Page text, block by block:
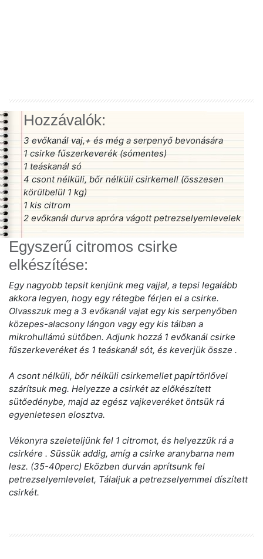
Hozzávalók:
3 evőkanál vaj,+ és még a serpenyő bevonására
1 csirke fűszerkeverék (sómentes)
1 teáskanál só
4 csont nélküli, bőr nélküli csirkemell (összesen
körülbelül 1 kg)
1 kis citrom
2 evőkanál durva apróra vágott petrezselyemlevelek
Egyszerű citromos csirke
elkészítése:
Egy nagyobb tepsit kenjünk meg vajjal, a tepsi legalább
akkora legyen, hogy egy rétegbe férjen el a csirke.
Olvasszuk meg a 3 evőkanál vajat egy kis serpenyőben
közepes-alacsony lángon vagy egy kis tálban a
mikrohullámú sütőben. Adjunk hozzá 1 evőkanál csirke
fűszerkeveréket és 1 teáskanál sót, és keverjük össze .
A csont nélküli, bőr nélküli csirkemellet papírtörlővel
szárítsuk meg. Helyezze a csirkét az előkészített
sütőedénybe, majd az egész vajkeveréket öntsük rá
egyenletesen elosztva.
Vékonyra szeleteljünk fel 1 citromot, és helyezzük rá a
csirkére . Süssük addig, amíg a csirke aranybarna nem
lesz. (35-40perc) Eközben durván aprítsunk fel
petrezselyemlevelet, Tálaljuk a petrezselyemmel díszített
csirkét.